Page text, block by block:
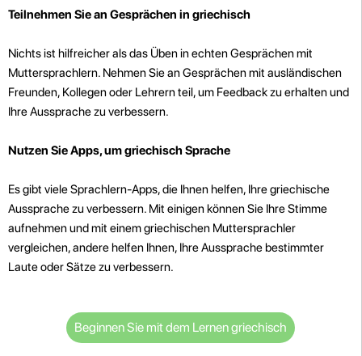
Teilnehmen Sie an Gesprächen in griechisch
Nichts ist hilfreicher als das Üben in echten Gesprächen mit
Muttersprachlern. Nehmen Sie an Gesprächen mit ausländischen
Freunden, Kollegen oder Lehrern teil, um Feedback zu erhalten und
Ihre Aussprache zu verbessern.
Nutzen Sie Apps, um griechisch Sprache
Es gibt viele Sprachlern-Apps, die Ihnen helfen, Ihre griechische
Aussprache zu verbessern. Mit einigen können Sie Ihre Stimme
aufnehmen und mit einem griechischen Muttersprachler
vergleichen, andere helfen Ihnen, Ihre Aussprache bestimmter
Laute oder Sätze zu verbessern.
Beginnen Sie mit dem Lernen griechisch